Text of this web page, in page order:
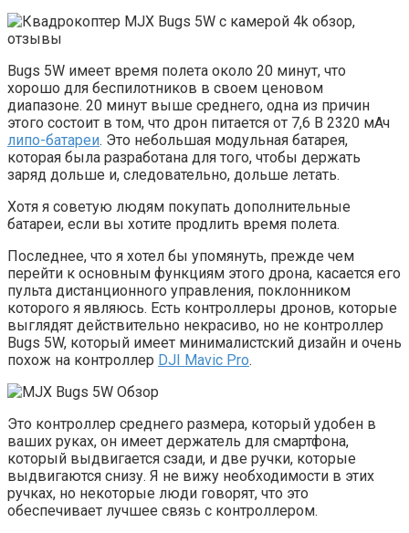
Bugs 5W имеет время полета около 20 минут, что
хорошо для беспилотников в своем ценовом
диапазоне. 20 минут выше среднего, одна из причин
этого состоит в том, что дрон питается от 7,6 В 2320 мАч
липо-батареи. Это небольшая модульная батарея,
которая была разработана для того, чтобы держать
заряд дольше и, следовательно, дольше летать.
Хотя я советую людям покупать дополнительные
батареи, если вы хотите продлить время полета.
Последнее, что я хотел бы упомянуть, прежде чем
перейти к основным функциям этого дрона, касается его
пульта дистанционного управления, поклонником
которого я являюсь. Есть контроллеры дронов, которые
выглядят действительно некрасиво, но не контроллер
Bugs 5W, который имеет минималистский дизайн и очень
похож на контроллер DJI Mavic Pro.
Это контроллер среднего размера, который удобен в
ваших руках, он имеет держатель для смартфона,
который выдвигается сзади, и две ручки, которые
выдвигаются снизу. Я не вижу необходимости в этих
ручках, но некоторые люди говорят, что это
обеспечивает лучшее связь с контроллером.